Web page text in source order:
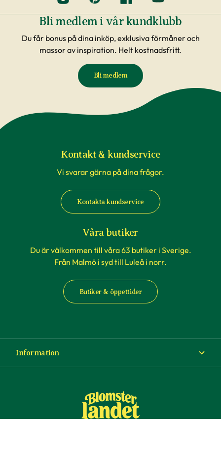
Bli medlem i vår kundklubb
Du får bonus på dina inköp, exklusiva förmåner och
massor av inspiration. Helt kostnadsfritt.
Bli medlem
Kontakt & kundservice
Vi svarar gärna på dina frågor.
Kontakta kundservice
Våra butiker
Du är välkommen till våra 63 butiker i Sverige.
Från Malmö i syd till Luleå i norr.
Butiker & öppettider
Information
Köp- och leveransvillkor